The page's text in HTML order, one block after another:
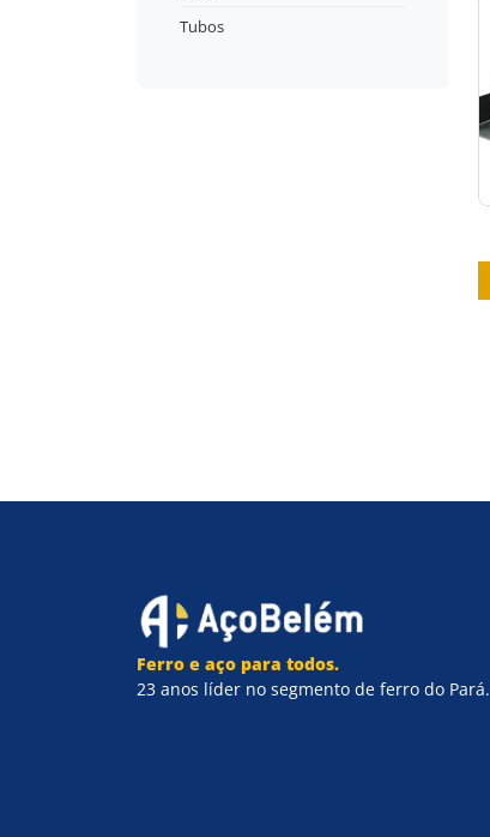
Tubos
Ferro e aço para todos.
23 anos líder no segmento de ferro do Pará.